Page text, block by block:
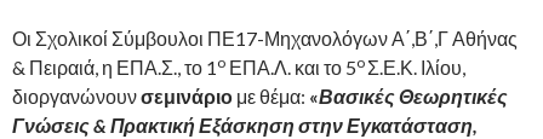
Οι Σχολικοί Σύμβουλοι ΠΕ17-Μηχανολόγων Α΄,Β΄,Γ Αθήνας
& Πειραιά, η ΕΠΑ.Σ., το 1 o ΕΠΑ.Λ. και το 5o Σ.Ε.Κ. Ιλίου,
διοργανώνουνσεμινάριο με θέμα: «Βασικές Θεωρητικές
Γνώσεις & Πρακτική Εξάσκηση στην Εγκατάσταση,